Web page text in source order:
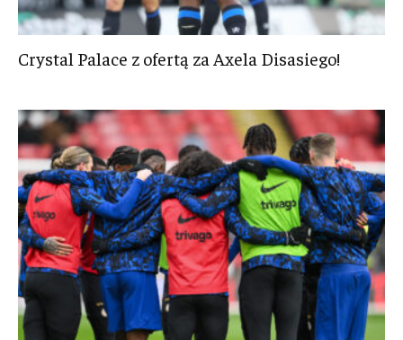
Crystal Palace z ofertą za Axela Disasiego!